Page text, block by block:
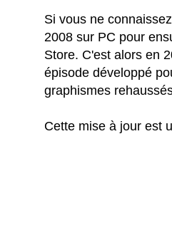
Si vous ne
2008 sur PC pour
Store. C'est alors en
épisode développé
graphismes
Cette mise à jour est